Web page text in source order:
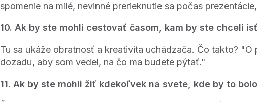
spomenie na milé, nevinné prerieknutie sa počas
10. Ak by ste mohli cestovať časom, kam by ste chceli
Tu sa ukáže obratnosť a kreativita uchádzača. Čo takto? "O
dozadu, aby som vedel, na čo ma budete pýtať."
11. Ak by ste mohli žiť kdekoľvek na svete, kde by to